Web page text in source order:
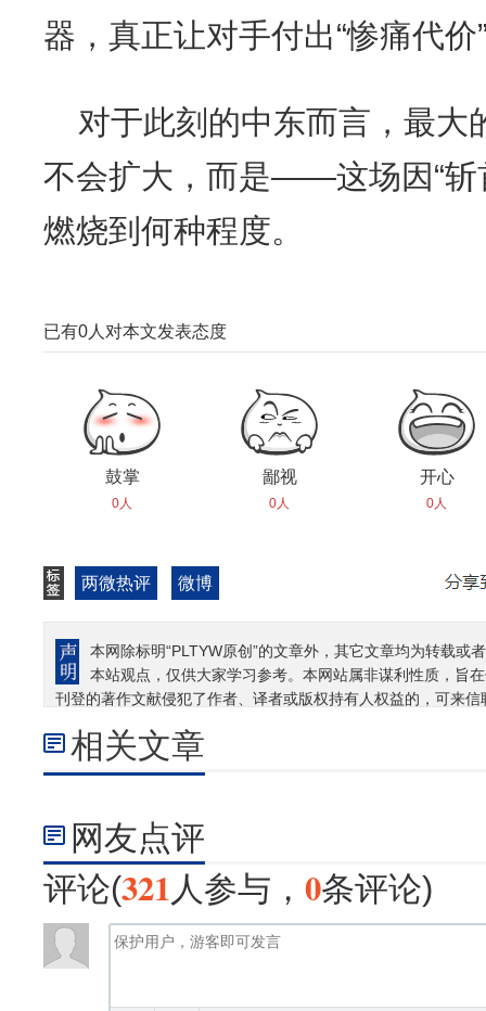
器，真正让对手付出“惨痛代价
对于此刻的中东而言，最大
不会扩大，而是——这场因“斩
燃烧到何种程度。
已有0 人对本文发表态度
鼓掌
0人
鄙视
0人
开心
0人
两微热评 微博
本网除标明“PLTYW原创”的文章外，其它文章均为转载
本站观点，仅供大家学习参考。本网站属非谋利性质，旨
刊登的著作文献侵犯了作者、译者或版权持有人权益的，可来
相关文章
网友点评
评论(321人参与， 0条评论)